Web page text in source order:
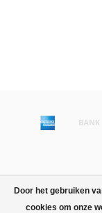
Door het gebruiken
cookies om onze